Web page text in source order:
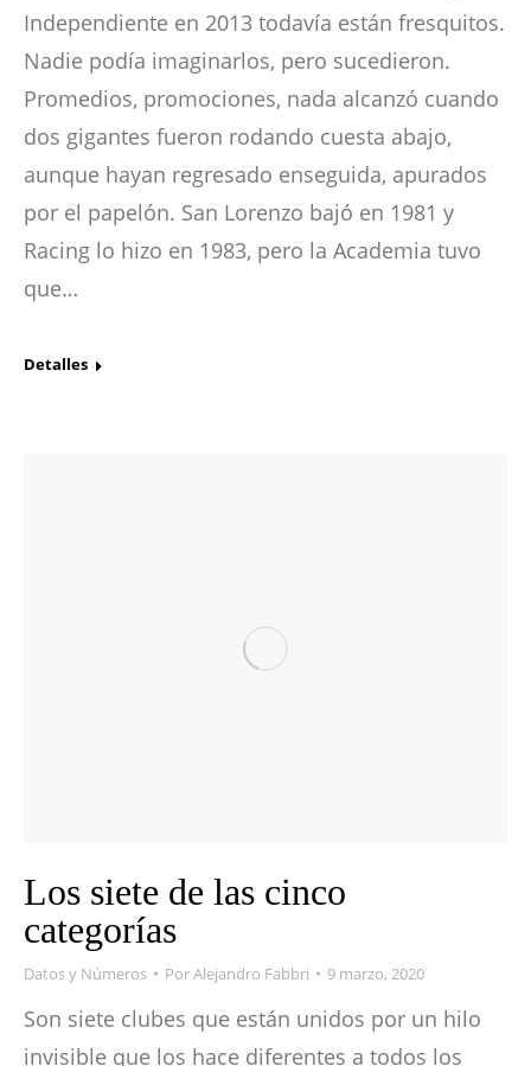
Independiente en 2013 todavía están fresquitos.
Nadie podía imaginarlos, pero sucedieron.
Promedios, promociones, nada alcanzó cuando
dos gigantes fueron rodando cuesta abajo,
aunque hayan regresado enseguida, apurados
por el papelón. San Lorenzo bajó en 1981 y
Racing lo hizo en 1983, pero la Academia tuvo
que…
Detalles
Los siete de las cinco
categorías
Datos y Números PorAlejandro Fabbri 9 marzo, 2020
Son siete clubes que están unidos por un hilo
invisible que los hace diferentes a todos los